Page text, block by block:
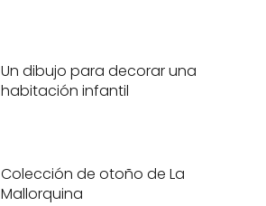
Un dibujo para decorar una
habitación infantil
Colección de otoño de La
Mallorquina